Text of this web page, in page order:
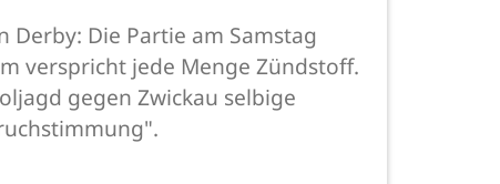
Derby: Die Partie am Samstag
verspricht jede Menge Zündstoff.
gegen Zwickau selbige